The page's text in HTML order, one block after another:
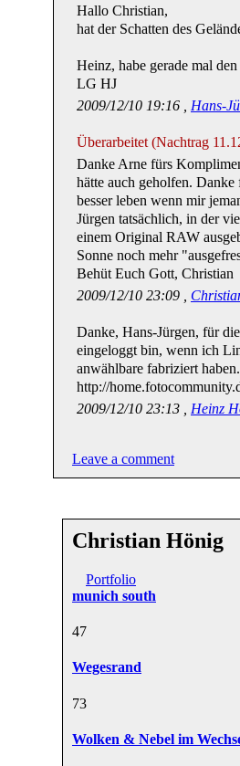
Hallo Christian,
hat der Schatten des
Heinz, habe gerade mal
LG HJ
2009/12/10 19:16 , Hans-
Überarbeitet (Nachtrag
Danke Arne fürs
hätte auch geholfen.
besser leben wenn mir
Jürgen tatsächlich, in der
einem Original RAW
Sonne noch mehr
Behüt Euch Gott, Christian
2009/12/10 23:09 ,
Danke, Hans-Jürgen, für
eingeloggt bin, wenn ich
anwählbare fabriziert
http://
2009/12/10 23:13 , Heinz
Leave a comment
Christian Hönig
Portfolio
munich south
47
Wegesrand
73
Wolken & Nebel im